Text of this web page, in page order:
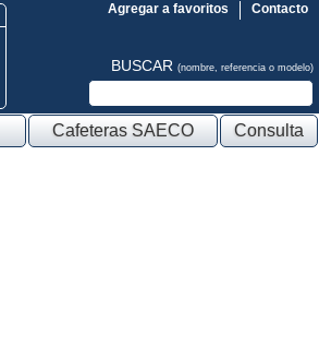
Contacto
Agregar a favoritos
BUSCAR (nombre, referencia o modelo)
Cafeteras SAECO Consulta